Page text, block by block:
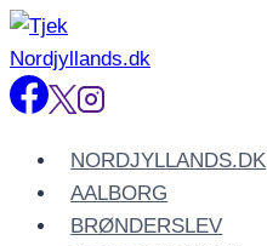
Fortsæt
til
indhold
NORDJYLLANDS.DK
AALBORG
BRØNDERSLEV